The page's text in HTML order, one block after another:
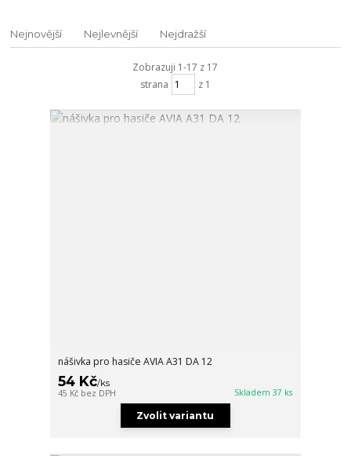
Nejnovější Nejlevnější Nejdražší
Zobrazuji 1-17 z 17
strana
z 1
nášivka pro hasiče AVIA A31 DA 12
54 Kč/ks
45 Kč bez DPH Skladem 37 ks
Zvolit variantu